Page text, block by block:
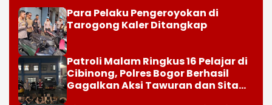
Para Pelaku Pengeroyokan di
Tarogong Kaler Ditangkap
Patroli Malam Ringkus 16 Pelajar di
Cibinong, Polres Bogor Berhasil
Gagalkan Aksi Tawuran dan Sita